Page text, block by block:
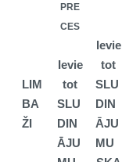
LIM
BA
ŽI
PRE
CES
Ievie
tot
SLU
DIN
ĀJU
Ievie
tot
SLU
DIN
ĀJU
MU